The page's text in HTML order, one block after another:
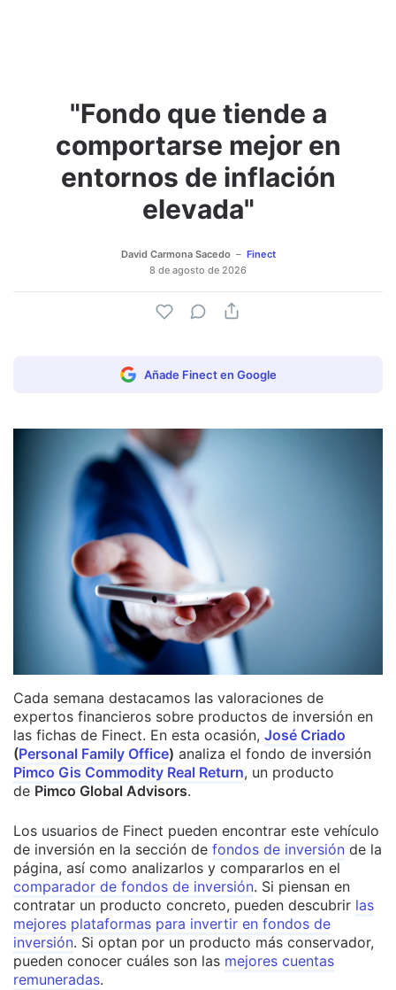
Adjuntar imagen Comentar
"Fondo que tiende a
comportarse mejor en
entornos de inflación
elevada"
David Carmona Sacedo
Finect
8 de agosto de 2026
Añade Finect en Google
Cada semana destacamos las valoraciones de
expertos financieros sobre productos de inversión en
las fichas de Finect. En esta ocasión, José Criado
(Personal Family Office) analiza el fondo de inversión
Pimco Gis Commodity Real Return, un producto
de Pimco Global Advisors.
Los usuarios de Finect pueden encontrar este vehículo
de inversión en la sección de fondos de inversión de la
página, así como analizarlos y compararlos en el
comparador de fondos de inversión. Si piensan en
contratar un producto concreto, pueden descubrir las
mejores plataformas para invertir en fondos de
inversión. Si optan por un producto más conservador,
pueden conocer cuáles son las mejores cuentas
remuneradas.